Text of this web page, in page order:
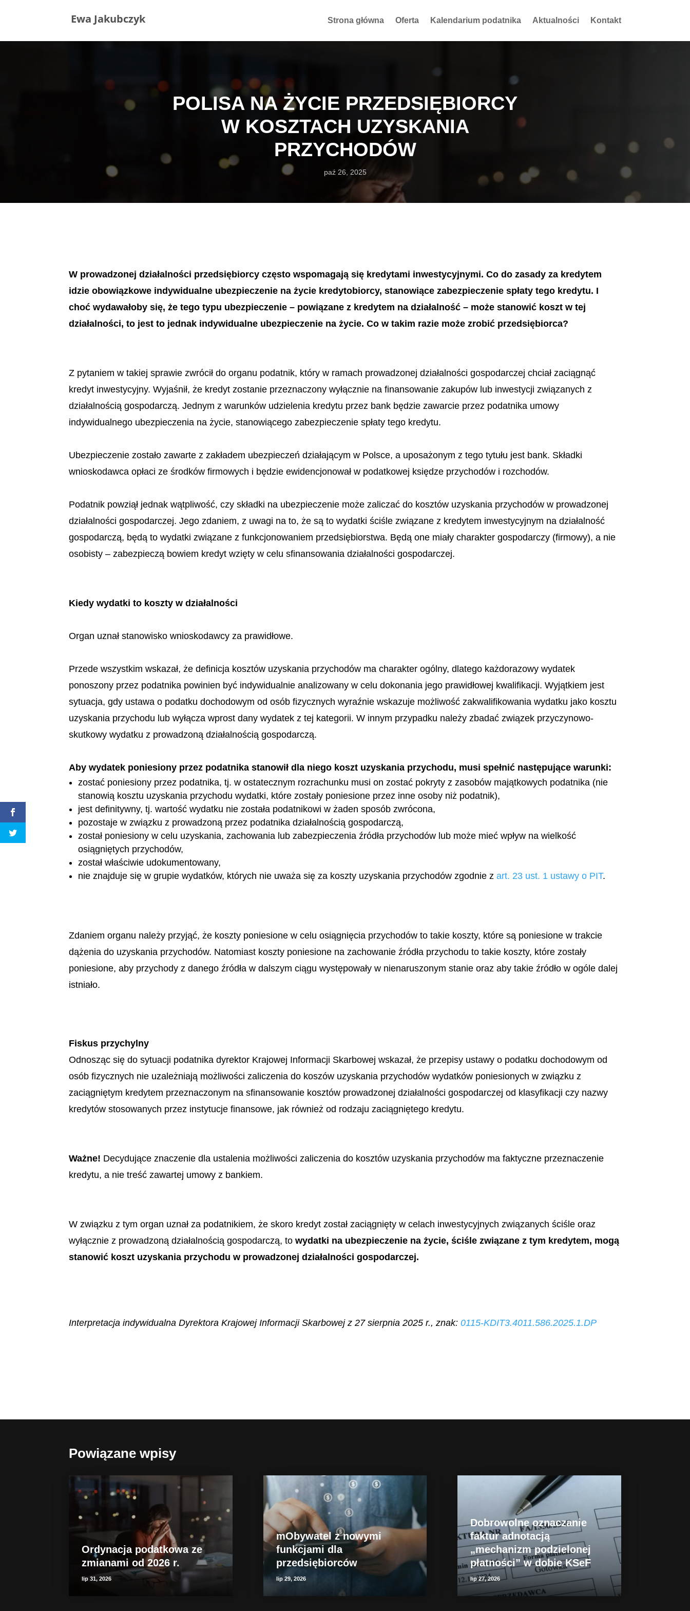
Ewa Jakubczyk Strona główna Oferta Kalendarium podatnika Aktualności Kontakt
POLISA NA ŻYCIE PRZEDSIĘBIORCY
W KOSZTACH UZYSKANIA
PRZYCHODÓW
paź 26, 2025
W prowadzonej działalności przedsiębiorcy często wspomagają się kredytami inwestycyjnymi. Co do zasady za kredytem
idzie obowiązkowe indywidualne ubezpieczenie na życie kredytobiorcy, stanowiące zabezpieczenie spłaty tego kredytu. I
choć wydawałoby się, że tego typu ubezpieczenie – powiązane z kredytem na działalność – może stanowić koszt w tej
działalności, to jest to jednak indywidualne ubezpieczenie na życie. Co w takim razie może zrobić przedsiębiorca?
Z pytaniem w takiej sprawie zwrócił do organu podatnik, który w ramach prowadzonej działalności gospodarczej chciał zaciągnąć
kredyt inwestycyjny. Wyjaśnił, że kredyt zostanie przeznaczony wyłącznie na finansowanie zakupów lub inwestycji związanych z
działalnością gospodarczą. Jednym z warunków udzielenia kredytu przez bank będzie zawarcie przez podatnika umowy
indywidualnego ubezpieczenia na życie, stanowiącego zabezpieczenie spłaty tego kredytu.
Ubezpieczenie zostało zawarte z zakładem ubezpieczeń działającym w Polsce, a uposażonym z tego tytułu jest bank. Składki
wnioskodawca opłaci ze środków firmowych i będzie ewidencjonował w podatkowej księdze przychodów i rozchodów.
Podatnik powziął jednak wątpliwość, czy składki na ubezpieczenie może zaliczać do kosztów uzyskania przychodów w prowadzonej
działalności gospodarczej. Jego zdaniem, z uwagi na to, że są to wydatki ściśle związane z kredytem inwestycyjnym na działalność
gospodarczą, będą to wydatki związane z funkcjonowaniem przedsiębiorstwa. Będą one miały charakter gospodarczy (firmowy), a nie
osobisty – zabezpieczą bowiem kredyt wzięty w celu sfinansowania działalności gospodarczej.
Kiedy wydatki to koszty w działalności
Organ uznał stanowisko wnioskodawcy za prawidłowe.
Przede wszystkim wskazał, że definicja kosztów uzyskania przychodów ma charakter ogólny, dlatego każdorazowy wydatek
ponoszony przez podatnika powinien być indywidualnie analizowany w celu dokonania jego prawidłowej kwalifikacji. Wyjątkiem jest
sytuacja, gdy ustawa o podatku dochodowym od osób fizycznych wyraźnie wskazuje możliwość zakwalifikowania wydatku jako kosztu
uzyskania przychodu lub wyłącza wprost dany wydatek z tej kategorii. W innym przypadku należy zbadać związek przyczynowo-
skutkowy wydatku z prowadzoną działalnością gospodarczą.
Aby wydatek poniesiony przez podatnika stanowił dla niego koszt uzyskania przychodu, musi spełnić następujące warunki:
zostać poniesiony przez podatnika, tj. w ostatecznym rozrachunku musi on zostać pokryty z zasobów majątkowych podatnika (nie
stanowią kosztu uzyskania przychodu wydatki, które zostały poniesione przez inne osoby niż podatnik),
jest definitywny, tj. wartość wydatku nie została podatnikowi w żaden sposób zwrócona,
pozostaje w związku z prowadzoną przez podatnika działalnością gospodarczą,
został poniesiony w celu uzyskania, zachowania lub zabezpieczenia źródła przychodów lub może mieć wpływ na wielkość
osiągniętych przychodów,
został właściwie udokumentowany,
nie znajduje się w grupie wydatków, których nie uważa się za koszty uzyskania przychodów zgodnie zart. 23 ust. 1 ustawy o PIT.
Zdaniem organu należy przyjąć, że koszty poniesione w celu osiągnięcia przychodów to takie koszty, które są poniesione w trakcie
dążenia do uzyskania przychodów. Natomiast koszty poniesione na zachowanie źródła przychodu to takie koszty, które zostały
poniesione, aby przychody z danego źródła w dalszym ciągu występowały w nienaruszonym stanie oraz aby takie źródło w ogóle dalej
istniało.
Fiskus przychylny
Odnosząc się do sytuacji podatnika dyrektor Krajowej Informacji Skarbowej wskazał, że przepisy ustawy o podatku dochodowym od
osób fizycznych nie uzależniają możliwości zaliczenia do koszów uzyskania przychodów wydatków poniesionych w związku z
zaciągniętym kredytem przeznaczonym na sfinansowanie kosztów prowadzonej działalności gospodarczej od klasyfikacji czy nazwy
kredytów stosowanych przez instytucje finansowe, jak również od rodzaju zaciągniętego kredytu.
Ważne! Decydujące znaczenie dla ustalenia możliwości zaliczenia do kosztów uzyskania przychodów ma faktyczne przeznaczenie
kredytu, a nie treść zawartej umowy z bankiem.
W związku z tym organ uznał za podatnikiem, że skoro kredyt został zaciągnięty w celach inwestycyjnych związanych ściśle oraz
wyłącznie z prowadzoną działalnością gospodarczą, towydatki na ubezpieczenie na życie, ściśle związane z tym kredytem, mogą
stanowić koszt uzyskania przychodu w prowadzonej działalności gospodarczej.
Interpretacja indywidualna Dyrektora Krajowej Informacji Skarbowej z 27 sierpnia 2025 r., znak:0115-KDIT3.4011.586.2025.1.DP
Powiązane wpisy
Ordynacja podatkowa ze
zmianami od 2026 r.
lip 31, 2026
mObywatel z nowymi
funkcjami dla
przedsiębiorców
lip 29, 2026
Dobrowolne oznaczanie
faktur adnotacją
„mechanizm podzielonej
płatności” w dobie KSeF
lip 27, 2026